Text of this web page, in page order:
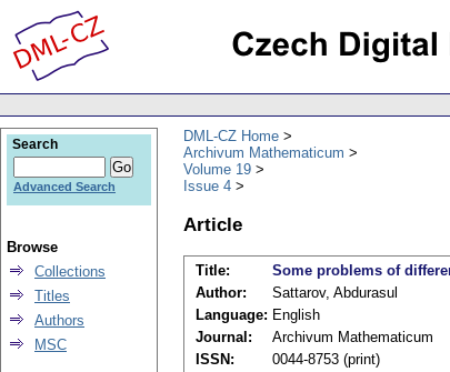
DML-CZ Home
Archivum Mathematicum
Volume 19
Issue 4
Article
Title: Some problems of
Author:
Sattarov, Abdurasul
Language: English
Journal:
Archivum Mathematicum
ISSN:
0044-8753 (print)
Search
Advanced Search
Browse
Collections
Titles
Authors
MSC